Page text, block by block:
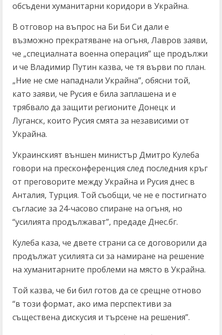
обсъдени хуманитарни коридори в Украйна.
В отговор на въпрос на Би Би Си дали е
възможно прекратяване на огъня, Лавров заяви,
че „специалната военна операция” ще продължи
и че Владимир Путин казва, че тя върви по план.
„Ние не сме нападнали Украйна”, обясни той,
като заяви, че Русия е била заплашена и е
трябвало да защити регионите Донецк и
Луганск, които Русия смята за независими от
Украйна.
Украинският външен министър Дмитро Кулеба
говори на пресконференция след последния кръг
от преговорите между Украйна и Русия днес в
Анталия, Турция. Той съобщи, че не е постигнато
съгласие за 24-часово спиране на огъня, но
“усилията продължават”, предаде Днес.бг.
Кулеба каза, че двете страни са се договорили да
продължат усилията си за намиране на решение
на хуманитарните проблеми на място в Украйна.
Той казва, че би бил готов да се срещне отново
“в този формат, ако има перспективи за
съществена дискусия и търсене на решения”.